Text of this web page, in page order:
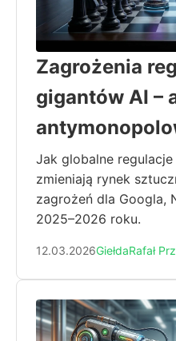
Zagrożenia
gigantów AI –
Jak globalne
zmieniają rynek
zagrożeń dla Googla,
2025–2026 roku.
12.03.2026GiełdaRafał